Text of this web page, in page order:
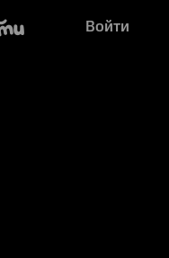
Войти